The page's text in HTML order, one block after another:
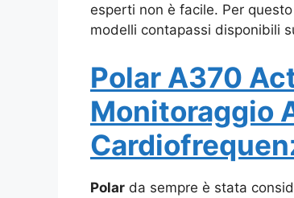
esperti non è facile. Per
modelli contapassi disponibili
Polar A370
Monitoraggio
Polar da sempre è stata